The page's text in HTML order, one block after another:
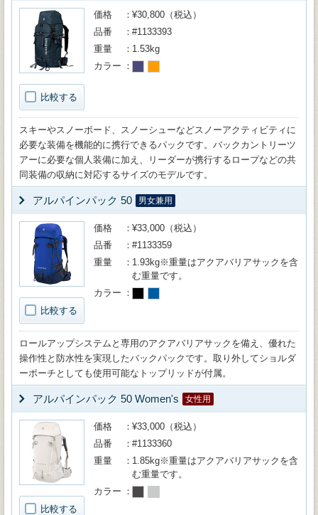
比較する
価格
¥30,800（税込）
品番
#1133393
重量
1.53kg
カラー
スキーやスノーボード、スノーシューなどスノーアクティビティに
必要な装備を機能的に携行できるパックです。バックカントリーツ
アーに必要な個人装備に加え、リーダーが携行するロープなどの共
同装備の収納に対応するサイズのモデルです。
アルパインパック 50 男女兼用
比較する
価格
¥33,000（税込）
品番
#1133359
重量
1.93kg※重量はアクアバリアサックを含
む重量です。
カラー
ロールアップシステムと専用のアクアバリアサックを備え、優れた
操作性と防水性を実現したバックパックです。取り外してショルダ
ーポーチとしても使用可能なトップリッドが付属。
アルパインパック 50 Women's 女性用
比較する
価格
¥33,000（税込）
品番
#1133360
重量
1.85kg※重量はアクアバリアサックを含
む重量です。
カラー